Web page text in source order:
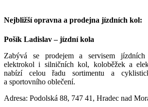
Nejbližší opravna a prodejna jízdních kol:
Pošík Ladislav – jízdní kola
Zabývá se prodejem a servisem
elektrokol i silničních kol, koloběžek a
nabízí celou řadu sortimentu a
a sportovního oblečení.
Adresa: Podolská 88, 747 41, Hradec nad